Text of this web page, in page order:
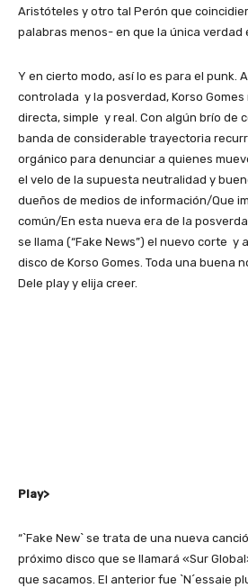
Aristóteles y otro tal Perón que
palabras menos- en que la única verdad
Y en cierto modo, así lo es para el punk.
controlada y la posverdad, Korso
directa, simple y real. Con algún brío de
banda de considerable trayectoria
orgánico para denunciar a quienes
el velo de la supuesta neutralidad y
dueños de medios de información/Que
común/En esta nueva era de la
se llama (“Fake News”) el nuevo corte y
disco de Korso Gomes. Toda una buena
Dele play y elija creer.
Play>
“`Fake New` se trata de una nueva
próximo disco que se llamará «Sur
que sacamos. El anterior fue `N´essaie